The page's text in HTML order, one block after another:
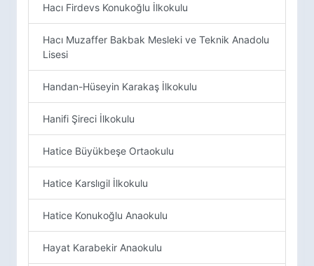
Hacı Firdevs Konukoğlu İlkokulu
Hacı Muzaffer Bakbak Mesleki ve Teknik Anadolu
Lisesi
Handan-Hüseyin Karakaş İlkokulu
Hanifi Şireci İlkokulu
Hatice Büyükbeşe Ortaokulu
Hatice Karslıgil İlkokulu
Hatice Konukoğlu Anaokulu
Hayat Karabekir Anaokulu